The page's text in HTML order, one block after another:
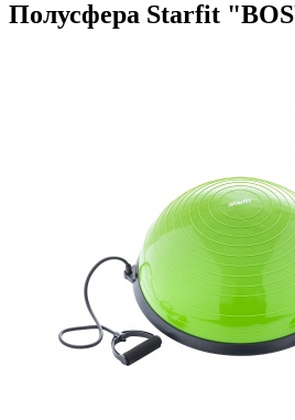
Полусфера Starfit